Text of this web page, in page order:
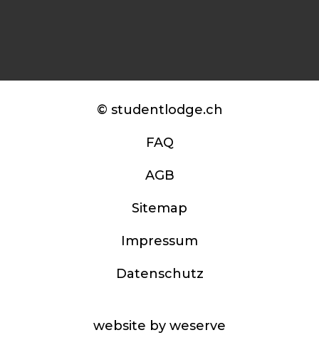
© studentlodge.ch
FAQ
AGB
Sitemap
Impressum
Datenschutz
website by weserve